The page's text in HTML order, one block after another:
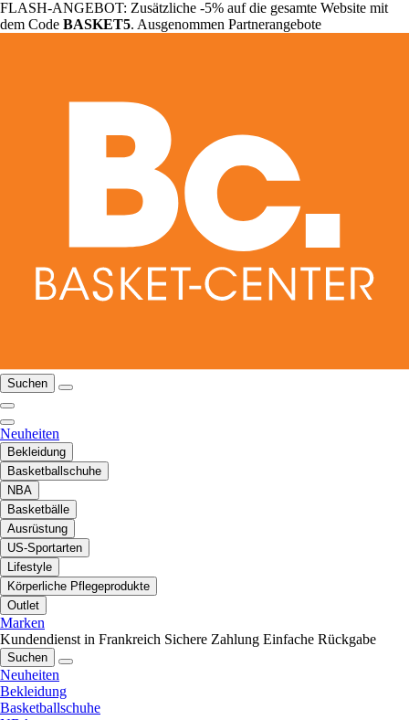
FLASH-ANGEBOT: Zusätzliche -5% auf die gesamte Website mit
dem Code BASKET5. Ausgenommen Partnerangebote
Suchen
Neuheiten
Bekleidung
Basketballschuhe
NBA
Basketbälle
Ausrüstung
US-Sportarten
Lifestyle
Körperliche Pflegeprodukte
Outlet
Marken
Kundendienst in Frankreich Sichere Zahlung Einfache Rückgabe
Suchen
Neuheiten
Bekleidung
Basketballschuhe